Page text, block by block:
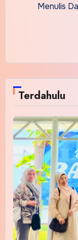
Menulis
Terdahulu